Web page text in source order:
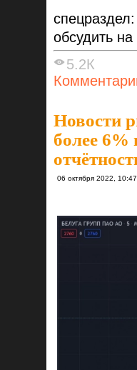
спецраздел:
обсудить
5.2К
Новости
более 6%
06 октября 2022, 10:47